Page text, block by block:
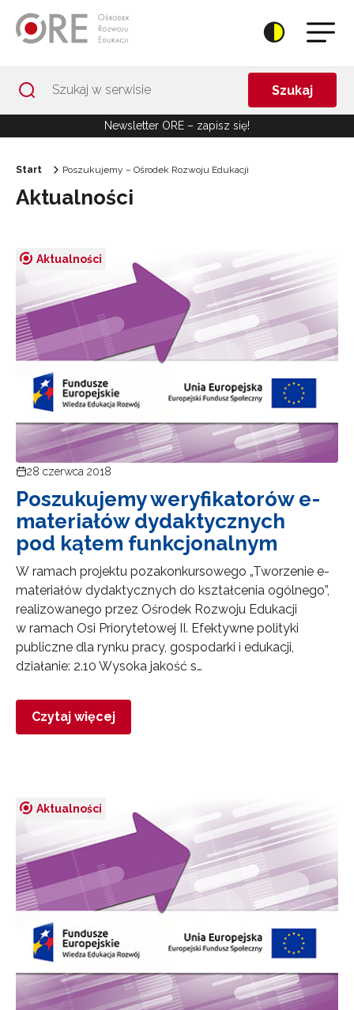
Szukaj
Newsletter ORE – zapisz się!
Start Poszukujemy – Ośrodek Rozwoju Edukacji
Aktualności
Aktualności
28 czerwca 2018
Poszukujemy weryfikatorów e-
materiałów dydaktycznych
pod kątem funkcjonalnym
W ramach projektu pozakonkursowego „Tworzenie e-
materiałów dydaktycznych do kształcenia ogólnego”,
realizowanego przez Ośrodek Rozwoju Edukacji
w ramach Osi Priorytetowej II. Efektywne polityki
publiczne dla rynku pracy, gospodarki i edukacji,
działanie: 2.10 Wysoka jakość s…
Czytaj więcej
Aktualności